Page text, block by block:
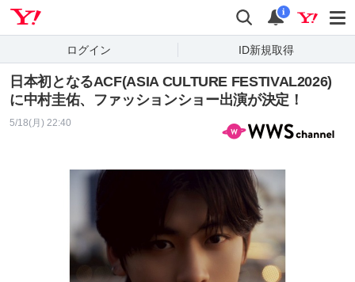
検索 通知
i
ログイン ID新規取得
日本初となるACF(ASIA CULTURE FESTIVAL2026)
に中村圭佑、ファッションショー出演が決定！
5/18(月) 22:40